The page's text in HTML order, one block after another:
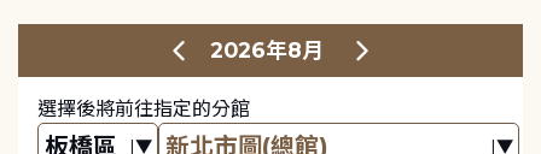
2026年8月
選擇後將前往指定的分館